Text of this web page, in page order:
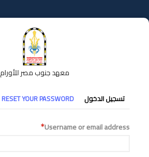
إلى
المحتوى
معهد جنوب مصر للأورام
التبويبات
الأساسية
تسجيل الدخول RESET YOUR PASSWORD
Username or email address